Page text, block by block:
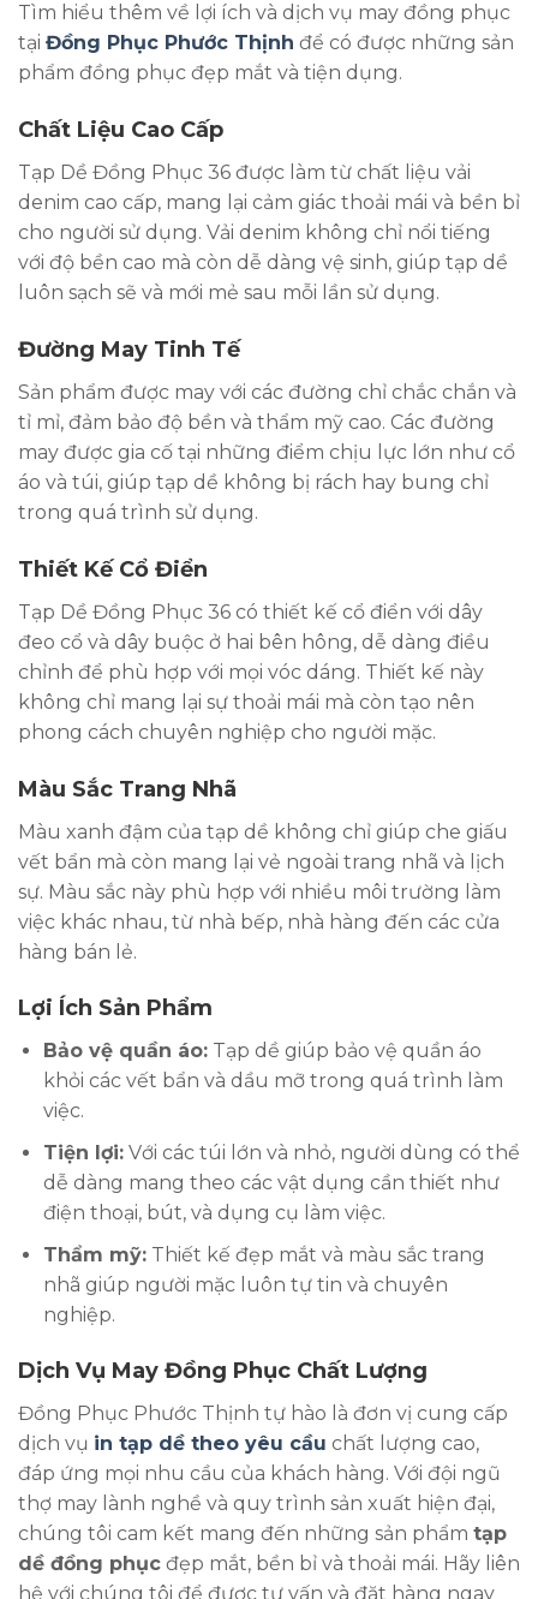
Tìm hiểu thêm về lợi ích và dịch vụ may đồng phục
tại Đồng Phục Phước Thịnh để có được những sản
phẩm đồng phục đẹp mắt và tiện dụng.
Chất Liệu Cao Cấp
Tạp Dề Đồng Phục 36 được làm từ chất liệu vải
denim cao cấp, mang lại cảm giác thoải mái và bền bỉ
cho người sử dụng. Vải denim không chỉ nổi tiếng
với độ bền cao mà còn dễ dàng vệ sinh, giúp tạp dề
luôn sạch sẽ và mới mẻ sau mỗi lần sử dụng.
Đường May Tinh Tế
Sản phẩm được may với các đường chỉ chắc chắn và
tỉ mỉ, đảm bảo độ bền và thẩm mỹ cao. Các đường
may được gia cố tại những điểm chịu lực lớn như cổ
áo và túi, giúp tạp dề không bị rách hay bung chỉ
trong quá trình sử dụng.
Thiết Kế Cổ Điển
Tạp Dề Đồng Phục 36 có thiết kế cổ điển với dây
đeo cổ và dây buộc ở hai bên hông, dễ dàng điều
chỉnh để phù hợp với mọi vóc dáng. Thiết kế này
không chỉ mang lại sự thoải mái mà còn tạo nên
phong cách chuyên nghiệp cho người mặc.
Màu Sắc Trang Nhã
Màu xanh đậm của tạp dề không chỉ giúp che giấu
vết bẩn mà còn mang lại vẻ ngoài trang nhã và lịch
sự. Màu sắc này phù hợp với nhiều môi trường làm
việc khác nhau, từ nhà bếp, nhà hàng đến các cửa
hàng bán lẻ.
Lợi Ích Sản Phẩm
Bảo vệ quần áo:Tạp dề giúp bảo vệ quần áo
khỏi các vết bẩn và dầu mỡ trong quá trình làm
việc.
Tiện lợi:Với các túi lớn và nhỏ, người dùng có thể
dễ dàng mang theo các vật dụng cần thiết như
điện thoại, bút, và dụng cụ làm việc.
Thẩm mỹ:Thiết kế đẹp mắt và màu sắc trang
nhã giúp người mặc luôn tự tin và chuyên
nghiệp.
Dịch Vụ May Đồng Phục Chất Lượng
Đồng Phục Phước Thịnh tự hào là đơn vị cung cấp
dịch vụ in tạp dề theo yêu cầu chất lượng cao,
đáp ứng mọi nhu cầu của khách hàng. Với đội ngũ
thợ may lành nghề và quy trình sản xuất hiện đại,
chúng tôi cam kết mang đến những sản phẩm tạp
dề đồng phục đẹp mắt, bền bỉ và thoải mái. Hãy liên
hệ với chúng tôi để được tư vấn và đặt hàng ngay